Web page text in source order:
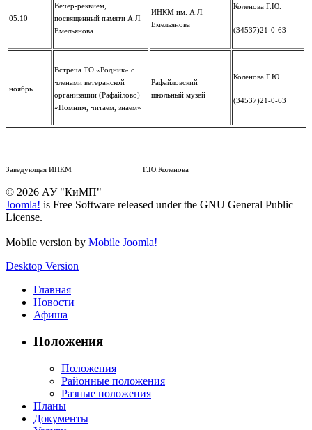
05.10
Вечер-реквием,
посвященный памяти А.Л.
Емельянова
ИНКМ им. А.Л.
Емельянова
Коленова Г.Ю.
(34537)21-0-63
ноябрь
Встреча ТО «Родник» с
членами ветеранской
организации (Рафайлово)
«Помним, читаем, знаем»
Рафайловский
школьный музей
Коленова Г.Ю.
(34537)21-0-63
Заведующая ИНКМ Г.Ю.Коленова
© 2026 АУ "КиМП"
Joomla! is Free Software released under the GNU General Public
License.
Mobile version by Mobile Joomla!
Desktop Version
Главная
Новости
Афиша
Положения
Положения
Районные положения
Разные положения
Планы
Документы